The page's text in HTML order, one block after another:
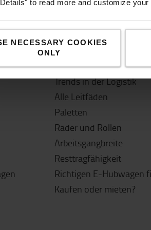
to read more and customize
NECESSARY COOKIES
ONLY
Tipps & Infos
Trends in der Logistik
Alle Leitfäden
Paletten
Räder und Rollen
Arbeitsgangbreite
Resttragfähigkeit
Richtigen E-Hubwagen
Kaufen oder mieten?